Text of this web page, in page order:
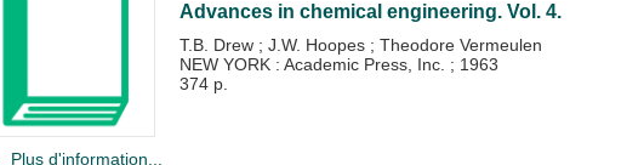
Advances in chemical engineering. Vol. 4.
T.B. Drew ; J.W. Hoopes ; Theodore Vermeulen
NEW YORK : Academic Press, Inc. ; 1963
374 p.
Plus d'information...